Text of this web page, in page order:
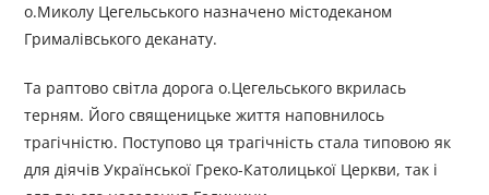
о.Миколу Цегельського назначено містодеканом
Грималівського деканату.
Та раптово світла дорога о.Цегельського вкрилась
терням. Його священицьке життя наповнилось
трагічністю. Поступово ця трагічність стала типовою як
для діячів Української Греко-Католицької Церкви, так і